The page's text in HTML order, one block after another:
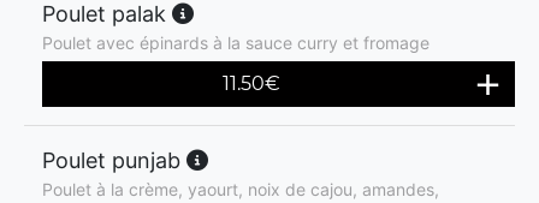
Poulet palak
Poulet avec épinards à la sauce curry et fromage
11.50€
Poulet punjab
Poulet à la crème, yaourt, noix de cajou, amandes,